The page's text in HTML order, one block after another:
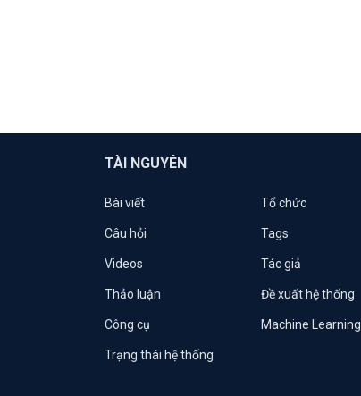
TÀI NGUYÊN
Bài viết Tổ chức
Câu hỏi Tags
Videos Tác giả
Thảo luận Đề xuất hệ thống
Công cụ Machine Learning
Trạng thái hệ thống